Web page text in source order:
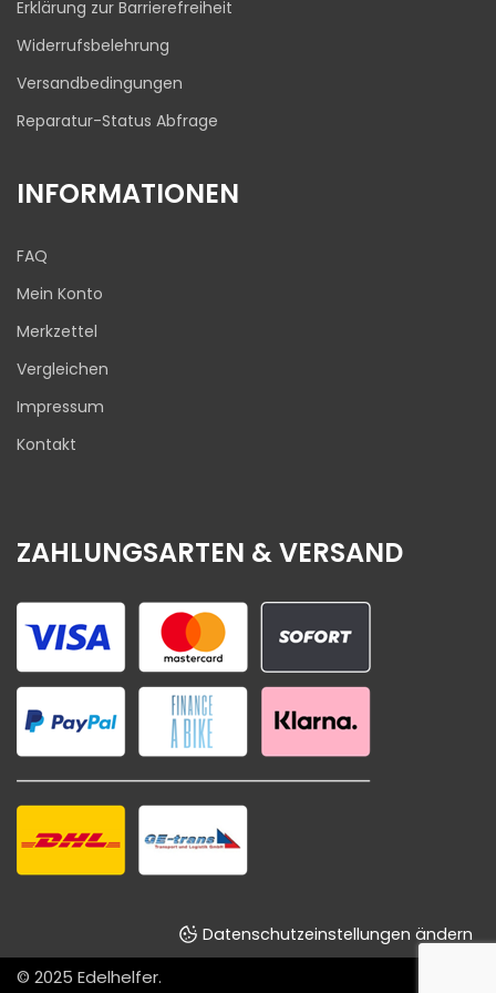
Erklärung zur Barrierefreiheit
Widerrufsbelehrung
Versandbedingungen
Reparatur-Status Abfrage
INFORMATIONEN
FAQ
Mein Konto
Merkzettel
Vergleichen
Impressum
Kontakt
ZAHLUNGSARTEN & VERSAND
Datenschutzeinstellungen ändern
© 2025 Edelhelfer.